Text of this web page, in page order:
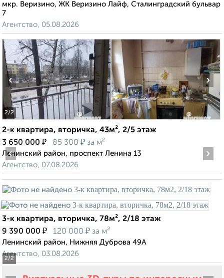
мкр. Веризино, ЖК Веризино Лайф, Сталинградский бульвар
7
Агентство, 05.08.2026
2/2
‹ ›
2-к квартира, вторичка, 43м², 2/5 этаж
3 650 000 ₽ 85 300 ₽ за м²
Ленинский район, проспект Ленина 13
Агентство, 07.08.2026
2/2
‹ ›
3-к квартира, вторичка, 78м², 2/18 этаж
9 390 000 ₽ 120 000 ₽ за м²
Ленинский район, Нижняя Дуброва 49А
Агентство, 03.08.2026